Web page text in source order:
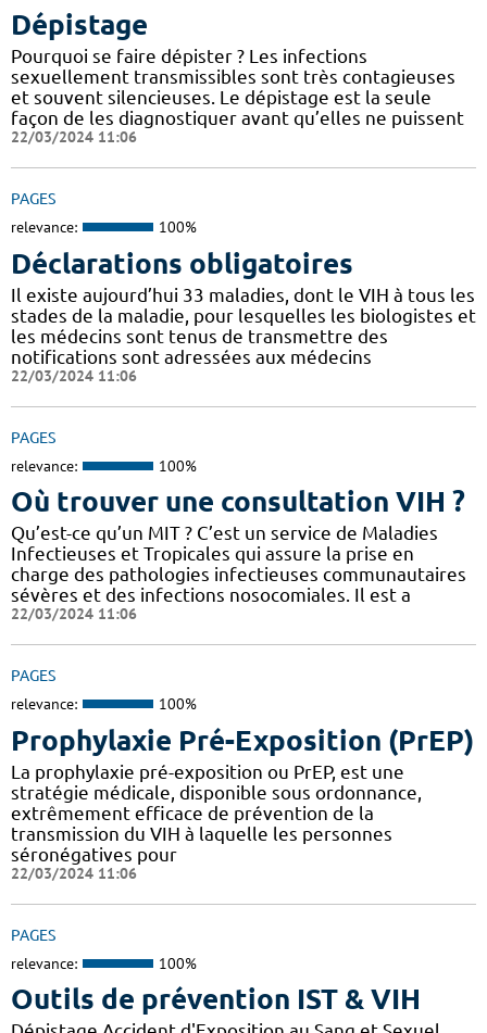
Dépistage
Pourquoi se faire dépister ? Les infections
sexuellement transmissibles sont très contagieuses
et souvent silencieuses. Le dépistage est la seule
façon de les diagnostiquer avant qu’elles ne puissent
22/03/2024 11:06
PAGES
relevance: 100%
Déclarations obligatoires
Il existe aujourd’hui 33 maladies, dont le VIH à tous les
stades de la maladie, pour lesquelles les biologistes et
les médecins sont tenus de transmettre des
notifications sont adressées aux médecins
22/03/2024 11:06
PAGES
relevance: 100%
Où trouver une consultation VIH ?
Qu’est-ce qu’un MIT ? C’est un service de Maladies
Infectieuses et Tropicales qui assure la prise en
charge des pathologies infectieuses communautaires
sévères et des infections nosocomiales. Il est a
22/03/2024 11:06
PAGES
relevance: 100%
Prophylaxie Pré-Exposition (PrEP)
La prophylaxie pré-exposition ou PrEP, est une
stratégie médicale, disponible sous ordonnance,
extrêmement efficace de prévention de la
transmission du VIH à laquelle les personnes
séronégatives pour
22/03/2024 11:06
PAGES
relevance: 100%
Outils de prévention IST & VIH